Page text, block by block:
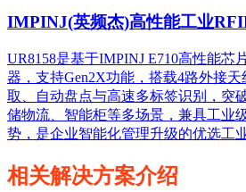
IMPINJ(英频杰)高性能工业
UR8158是基于IMPINJ E710高性能芯
器，支持Gen2X功能，搭载4路外接
取、自动盘点与高速多标签识别，突
储物流、智能柜等多场景，兼具工业
势，是企业智能化管理升级的优选工
相关解决方案介绍